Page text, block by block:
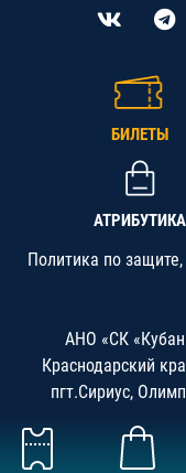
БИЛЕТЫ
АТРИБУТИКА
Политика по
АНО «СК
Краснодарский
пгт.Сириус,